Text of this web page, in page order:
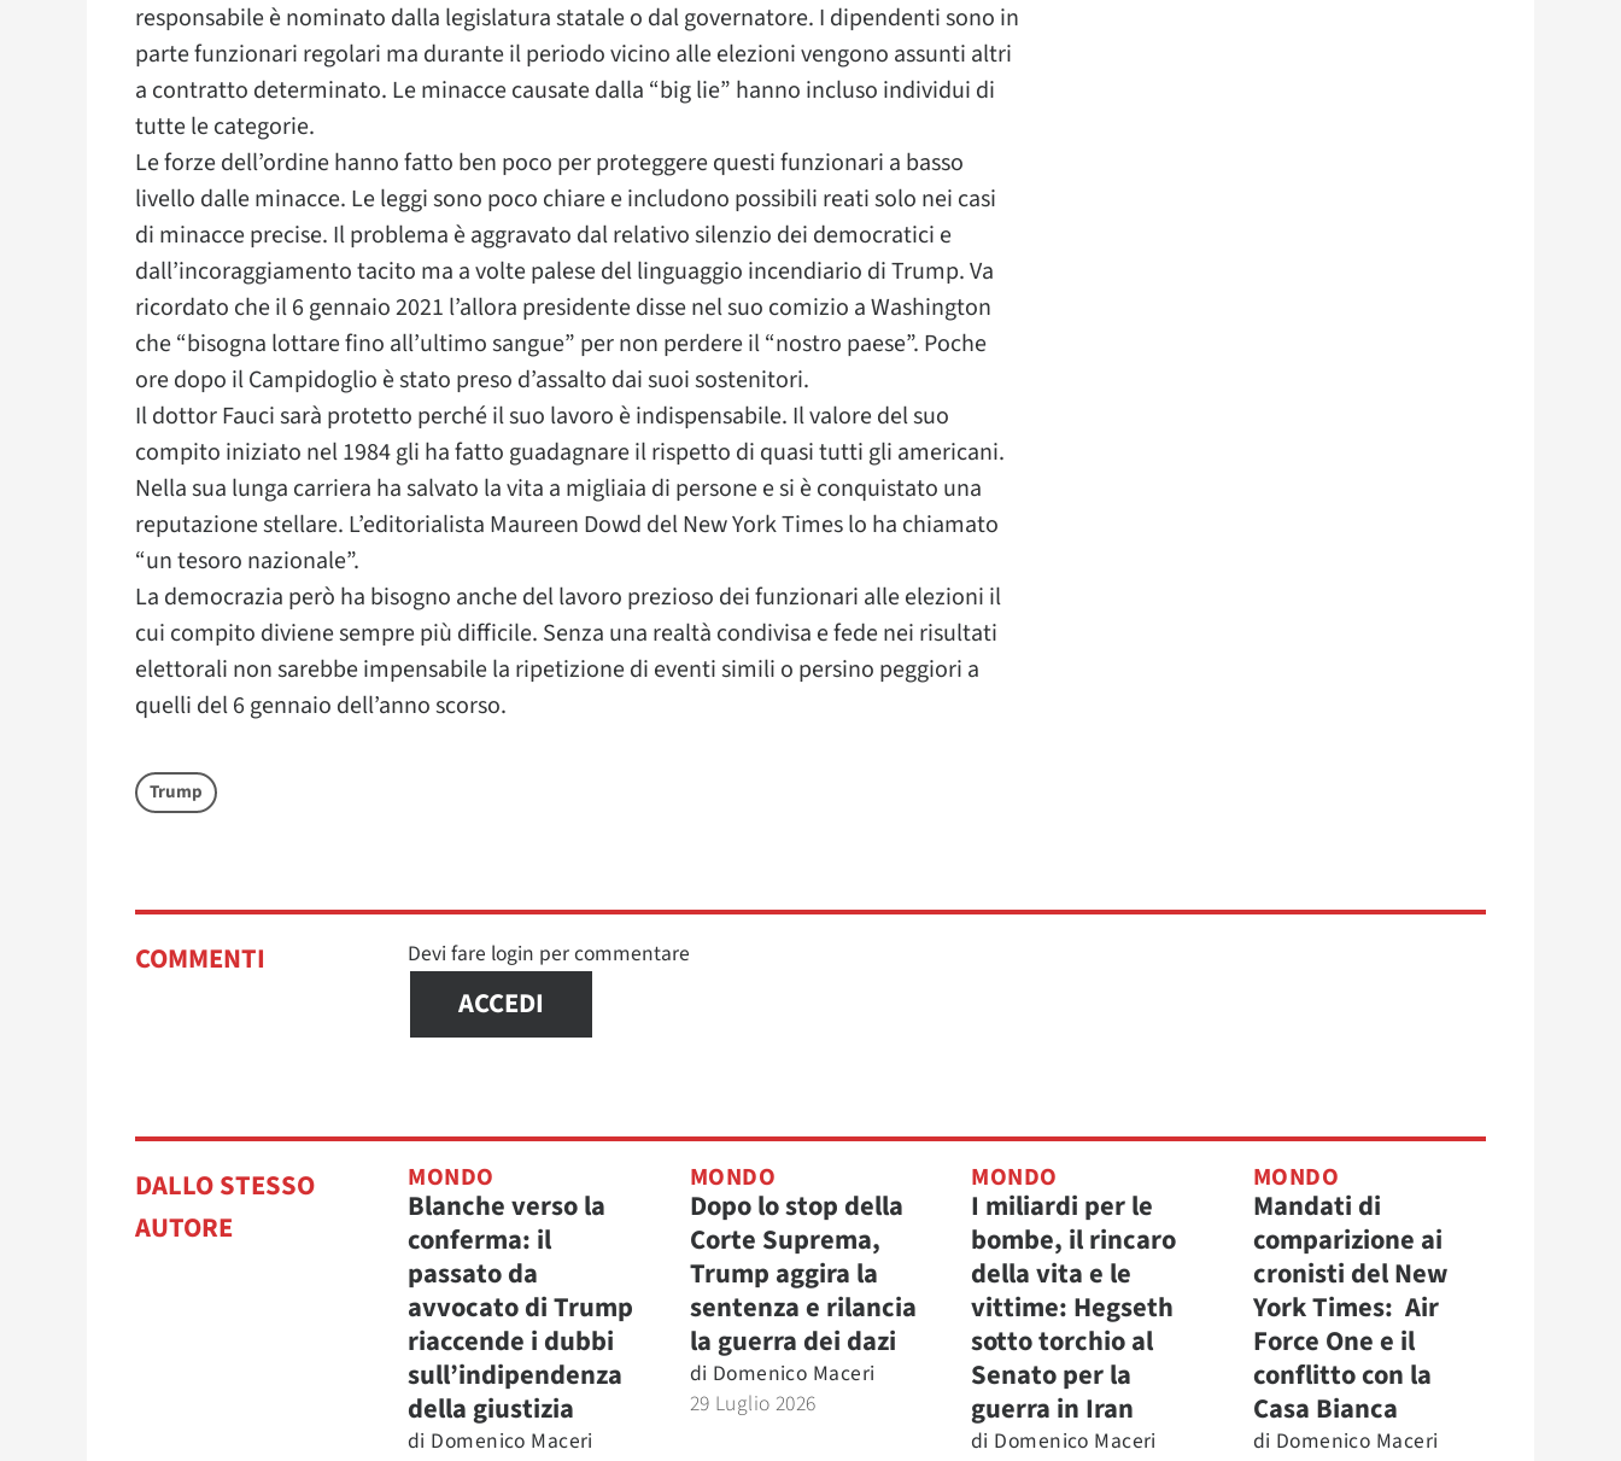
responsabile è nominato dalla legislatura statale o dal governatore. I dipendenti sono in
parte funzionari regolari ma durante il periodo vicino alle elezioni vengono assunti altri
a contratto determinato. Le minacce causate dalla “big lie” hanno incluso individui di
tutte le categorie.
Le forze dell’ordine hanno fatto ben poco per proteggere questi funzionari a basso
livello dalle minacce. Le leggi sono poco chiare e includono possibili reati solo nei casi
di minacce precise. Il problema è aggravato dal relativo silenzio dei democratici e
dall’incoraggiamento tacito ma a volte palese del linguaggio incendiario di Trump. Va
ricordato che il 6 gennaio 2021 l’allora presidente disse nel suo comizio a Washington
che “bisogna lottare fino all’ultimo sangue” per non perdere il “nostro paese”. Poche
ore dopo il Campidoglio è stato preso d’assalto dai suoi sostenitori.
Il dottor Fauci sarà protetto perché il suo lavoro è indispensabile. Il valore del suo
compito iniziato nel 1984 gli ha fatto guadagnare il rispetto di quasi tutti gli americani.
Nella sua lunga carriera ha salvato la vita a migliaia di persone e si è conquistato una
reputazione stellare. L’editorialista Maureen Dowd del New York Times lo ha chiamato
“un tesoro nazionale”.
La democrazia però ha bisogno anche del lavoro prezioso dei funzionari alle elezioni il
cui compito diviene sempre più difficile. Senza una realtà condivisa e fede nei risultati
elettorali non sarebbe impensabile la ripetizione di eventi simili o persino peggiori a
quelli del 6 gennaio dell’anno scorso.
Trump
COMMENTI Devi fare login per commentare
ACCEDI
DALLO STESSO
AUTORE
MONDO
Blanche verso la
conferma: il
passato da
avvocato di Trump
riaccende i dubbi
sull’indipendenza
della giustizia
di Domenico Maceri
MONDO
Dopo lo stop della
Corte Suprema,
Trump aggira la
sentenza e rilancia
la guerra dei dazi
di Domenico Maceri
29 Luglio 2026
MONDO
I miliardi per le
bombe, il rincaro
della vita e le
vittime: Hegseth
sotto torchio al
Senato per la
guerra in Iran
di Domenico Maceri
MONDO
Mandati di
comparizione ai
cronisti del New
York Times: Air
Force One e il
conflitto con la
Casa Bianca
di Domenico Maceri